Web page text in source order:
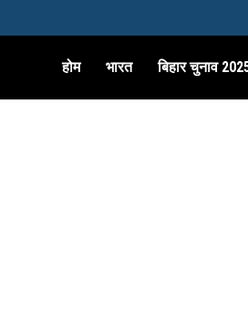
होम भारत बिहार चुनाव